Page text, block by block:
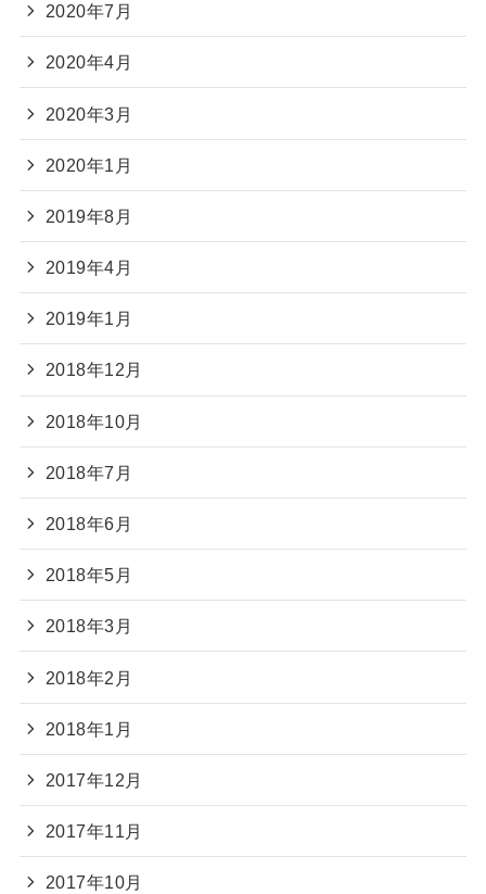
2020年7月
2020年4月
2020年3月
2020年1月
2019年8月
2019年4月
2019年1月
2018年12月
2018年10月
2018年7月
2018年6月
2018年5月
2018年3月
2018年2月
2018年1月
2017年12月
2017年11月
2017年10月